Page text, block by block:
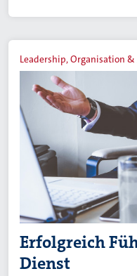
Leadership, Organisation
Erfolgreich
Dienst